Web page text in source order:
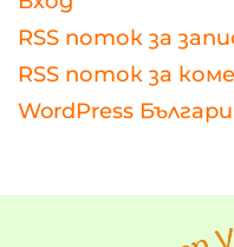
RSS поток за
RSS поток за
WordPress